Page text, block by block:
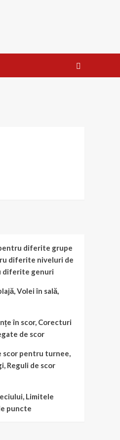
diferite grupe
diferite niveluri de
diferite genuri
Volei în sală,
în scor, Corecturi
de scor
scor pentru turnee,
Reguli de scor
Limitele
puncte